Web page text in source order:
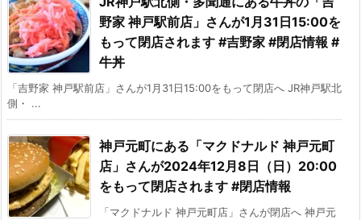
野家 神戸駅前店」さんが1月31日15:00を
もって閉店されます #吉野家 #閉店情報 #
牛丼
「吉野家 神戸駅前店」さんが1月31日15:00をもって閉店へ JR神戸駅北
側・ ...
神戸元町にある「マクドナルド 神戸元町
店」さんが2024年12月8日（日）20:00
をもって閉店されます #閉店情報
「マクドナルド 神戸元町店」さんが閉店へ 神戸元